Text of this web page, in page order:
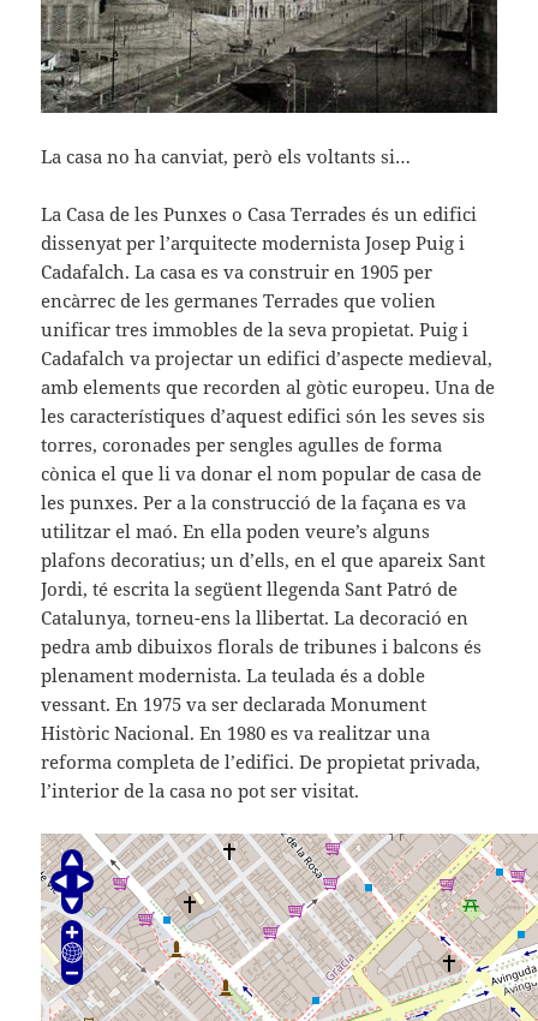
La casa no ha canviat, però els voltants si…
La Casa de les Punxes o Casa Terrades és un edifici
dissenyat per l’arquitecte modernista Josep Puig i
Cadafalch. La casa es va construir en 1905 per
encàrrec de les germanes Terrades que volien
unificar tres immobles de la seva propietat. Puig i
Cadafalch va projectar un edifici d’aspecte medieval,
amb elements que recorden al gòtic europeu. Una de
les característiques d’aquest edifici són les seves sis
torres, coronades per sengles agulles de forma
cònica el que li va donar el nom popular de casa de
les punxes. Per a la construcció de la façana es va
utilitzar el maó. En ella poden veure’s alguns
plafons decoratius; un d’ells, en el que apareix Sant
Jordi, té escrita la següent llegenda Sant Patró de
Catalunya, torneu-ens la llibertat. La decoració en
pedra amb dibuixos florals de tribunes i balcons és
plenament modernista. La teulada és a doble
vessant. En 1975 va ser declarada Monument
Històric Nacional. En 1980 es va realitzar una
reforma completa de l’edifici. De propietat privada,
l’interior de la casa no pot ser visitat.